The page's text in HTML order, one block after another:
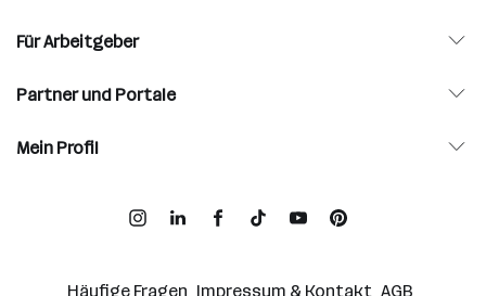
Für Arbeitgeber
Partner und Portale
Mein Profil
Häufige Fragen Impressum & Kontakt AGB